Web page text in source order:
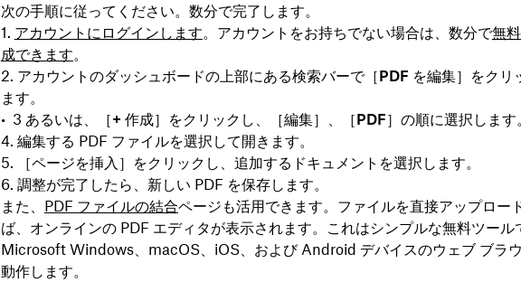
次の手順に従ってください。数分で完了します。
アカウントにログインします。アカウントをお持ちでない場合は、数分で無
成できます。
アカウントのダッシュボードの上部にある検索バーで［PDF を編集］をクリ
ます。
あるいは、［+ 作成］をクリックし、［編集］、［PDF］の順に選択します。
編集する PDF ファイルを選択して開きます。
［ページを挿入 ］をクリックし、追加するドキュメントを選択します。
調整が完了したら、新しい PDF を保存します。
また、 PDF ファイルの結合ページも活用できます。ファイルを直接アップロー
ば、オンラインの PDF エディタが表示されます。これはシンプルな無料ツール
Microsoft Windows、macOS、iOS、および Android デバイスのウェブ ブラ
動作します。